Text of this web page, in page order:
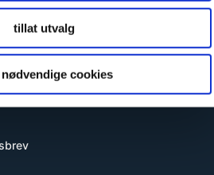
tillat utvalg
cookies